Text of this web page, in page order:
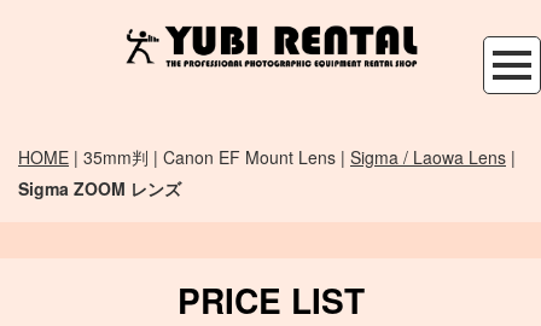
HOME | 35mm判 | Canon EF Mount Lens | Sigma / Laowa Lens |
Sigma ZOOM レンズ
PRICE LIST